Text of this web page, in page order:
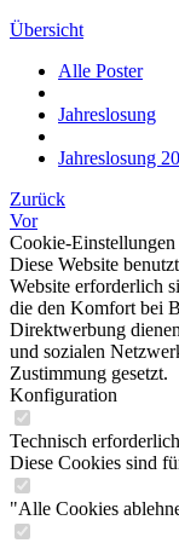
Übersicht
Alle Poster
Jahreslosung
Jahreslosung
Zurück
Vor
Cookie-Einstellungen
Diese Website
Website erforderlich
die den Komfort bei
Direktwerbung
und sozialen
Zustimmung gesetzt.
Konfiguration
Technisch erforderlich
Diese Cookies sind
"Alle Cookies